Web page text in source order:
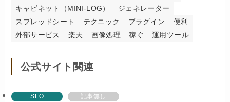
キャビネット（MINI-LOG）
ジェネレーター
スプレッドシート
テクニック プラグイン
便利
外部サービス
楽天 画像処理 稼ぐ 運用ツール
公式サイト関連
SEO 記事無し